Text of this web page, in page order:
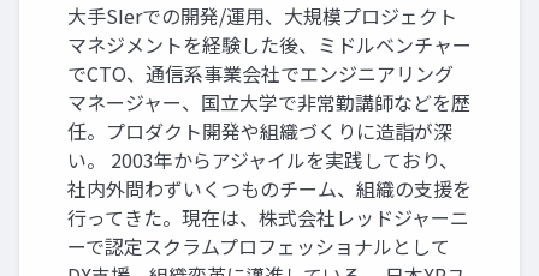
大手SIerでの開発/運用、大規模プロジェクト
マネジメントを経験した後、ミドルベンチャー
でCTO、通信系事業会社でエンジニアリング
マネージャー、国立大学で非常勤講師などを歴
任。プロダクト開発や組織づくりに造詣が深
い。 2003年からアジャイルを実践しており、
社内外問わずいくつものチーム、組織の支援を
行ってきた。現在は、株式会社レッドジャーニ
ーで認定スクラムプロフェッショナルとして